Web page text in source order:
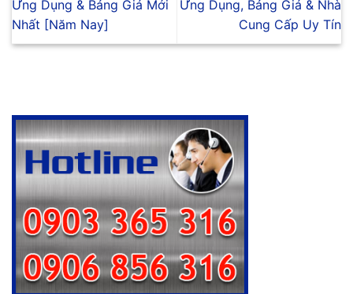
Ứng Dụng & Bảng Giá Mới
Nhất [Năm Nay]
Ứng Dụng, Bảng Giá & Nhà
Cung Cấp Uy Tín